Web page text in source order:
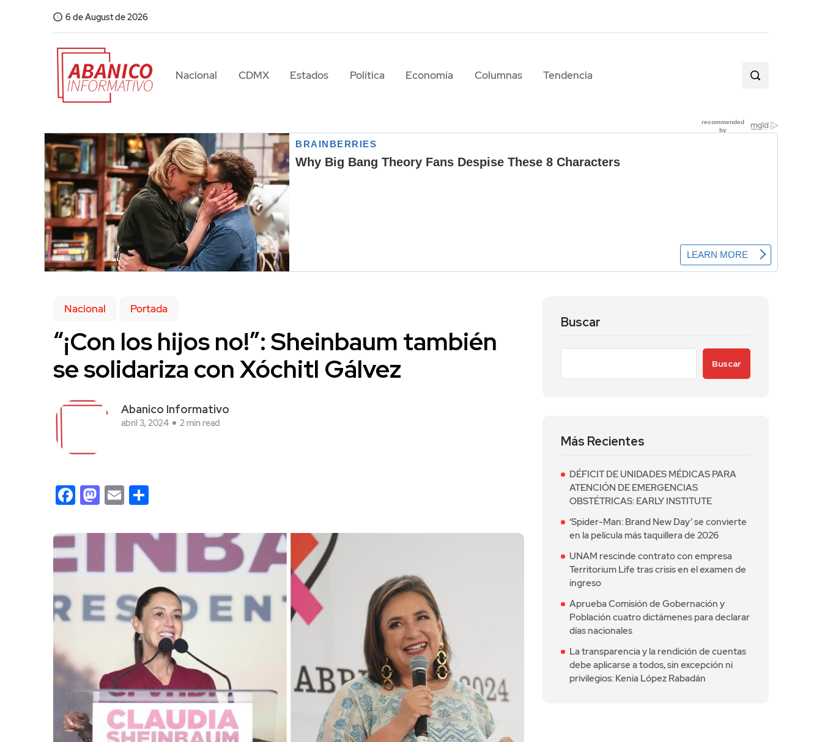
6 de August de 2026
Nacional CDMX Estados Política Economía Columnas Tendencia
Nacional Portada
“¡Con los hijos no!”: Sheinbaum también
se solidariza con Xóchitl Gálvez
Abanico Informativo
abril 3, 2024 2 min read
Facebook
Mastodon
Email
Buscar
Buscar
Más Recientes
DÉFICIT DE UNIDADES MÉDICAS PARA
ATENCIÓN DE EMERGENCIAS
OBSTÉTRICAS: EARLY INSTITUTE
‘Spider-Man: Brand New Day’ se convierte
en la película más taquillera de 2026
UNAM rescinde contrato con empresa
Territorium Life tras crisis en el examen de
ingreso
Aprueba Comisión de Gobernación y
Población cuatro dictámenes para declarar
días nacionales
La transparencia y la rendición de cuentas
debe aplicarse a todos, sin excepción ni
privilegios: Kenia López Rabadán